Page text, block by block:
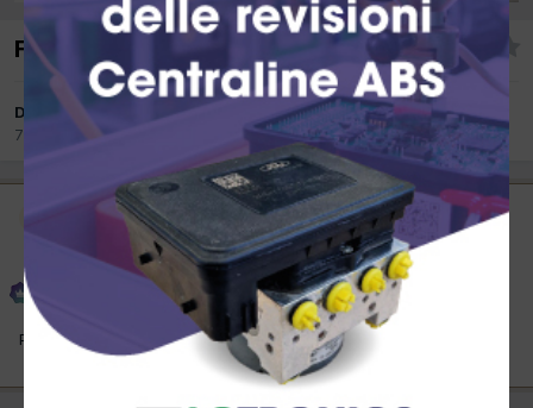
F1 - Gran Premio di Turchia
Da Phoenix
7 Maggio 2008
Amministratore
Phoenix
7 Maggio 2008
Per maggiori info www.turkeygrandprix.com e forza Ferrari!